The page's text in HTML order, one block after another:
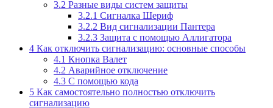
3.2 Разные виды систем защиты
3.2.1 Сигналка Шериф
3.2.2 Вид сигнализации Пантера
3.2.3 Защита с помощью Аллигатора
4 Как отключить сигнализацию: основные способы
4.1 Кнопка Валет
4.2 Аварийное отключение
4.3 С помощью кода
5 Как самостоятельно полностью отключить
сигнализацию